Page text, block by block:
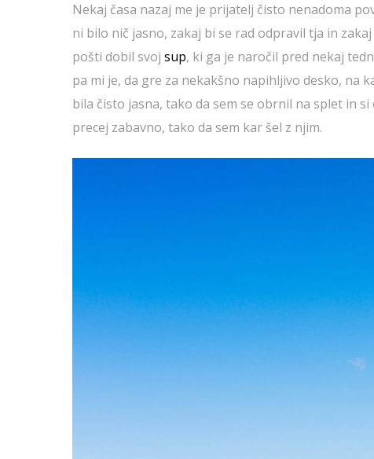
Nekaj časa nazaj me je prijatelj čisto nenadoma
ni bilo nič jasno, zakaj bi se rad odpravil tja in
pošti dobil svoj sup, ki ga je naročil pred nekaj
pa mi je, da gre za nekakšno napihljivo desko, na
bila čisto jasna, tako da sem se obrnil na splet in
precej zabavno, tako da sem kar šel z njim.